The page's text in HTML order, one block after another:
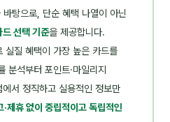
탕으로, 단순 혜택 나열이 아닌
선택 기준을 제공합니다.
실질 혜택이 가장 높은 카드를
분석부터 포인트·마일리지
서 정직하고 실용적인 정보만
·제휴 없이 중립적이고 독립적인